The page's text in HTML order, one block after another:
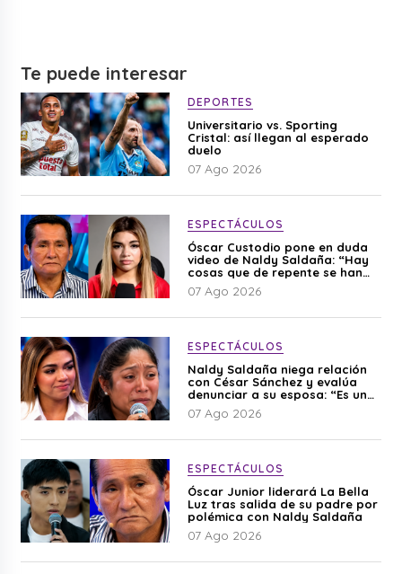
Te puede interesar
DEPORTES
Universitario vs. Sporting
Cristal: así llegan al esperado
duelo
07 Ago 2026
ESPECTÁCULOS
Óscar Custodio pone en duda
video de Naldy Saldaña: “Hay
cosas que de repente se han
editado”
07 Ago 2026
ESPECTÁCULOS
Naldy Saldaña niega relación
con César Sánchez y evalúa
denunciar a su esposa: “Es una
difamación”
07 Ago 2026
ESPECTÁCULOS
Óscar Junior liderará La Bella
Luz tras salida de su padre por
polémica con Naldy Saldaña
07 Ago 2026